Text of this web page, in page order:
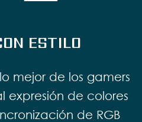
ESTILO
mejor de los gamers
expresión de colores
de RGB